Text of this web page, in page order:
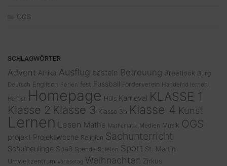
OGS
SCHLAGWÖRTER
Advent Afrika Ausflug basteln Betreuung Breetlook Burg
Deutsch Englisch Ferien fest Fussball Förderverein Handelnd lernen
Herbst
Homepage Hüls Karneval KLASSE 1
Klasse 2 Klasse 3 Klasse 3b Klasse 4 Kunst
Lernen Lesen Mathe Mathematik Medien Musik OGS
projekt Projektwoche Religion Sachunterricht
Schulneulinge Spaß Spende Spielen Sport St. Martin
Umweltzentrum Vorlesetag Weihnachten Zirkus